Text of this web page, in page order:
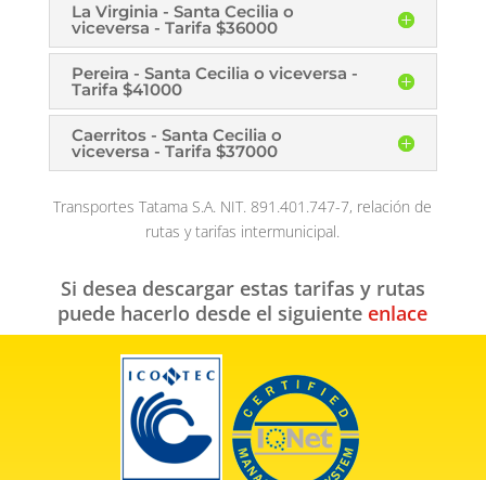
La Virginia - Santa Cecilia o
viceversa - Tarifa $36000
Pereira - Santa Cecilia o viceversa -
Tarifa $41000
Caerritos - Santa Cecilia o
viceversa - Tarifa $37000
Transportes Tatama S.A. NIT. 891.401.747-7, relación de
rutas y tarifas intermunicipal.
Si desea descargar estas tarifas y rutas
puede hacerlo desde el siguiente enlace